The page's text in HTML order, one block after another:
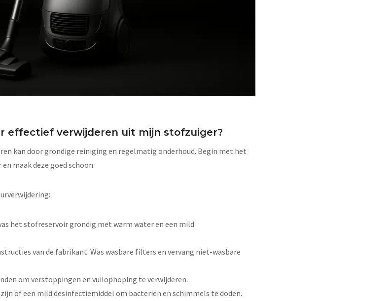
effectief verwijderen uit mijn stofzuiger?
kan door grondige reiniging en regelmatig onderhoud. Begin met het
maak deze goed schoon.
het stofreservoir grondig met warm water en een mild
van de fabrikant. Was wasbare filters en vervang niet-wasbare
om verstoppingen en vuilophoping te verwijderen.
of een mild desinfectiemiddel om bacteriën en schimmels te doden.